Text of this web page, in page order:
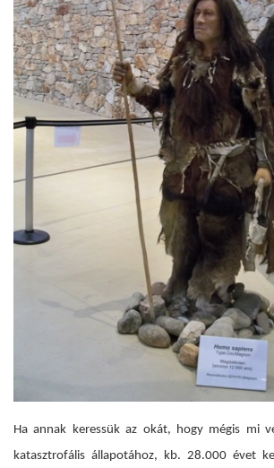
Ha annak keressük az okát, hogy mégis mi
katasztrofális állapotához, kb. 28.000 évet